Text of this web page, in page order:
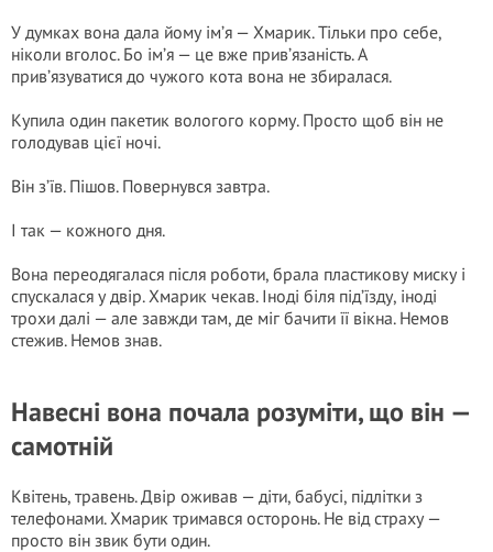
У думках вона дала йому ім’я — Хмарик. Тільки про себе,
ніколи вголос. Бо ім’я — це вже прив’язаність. А
прив’язуватися до чужого кота вона не збиралася.
Купила один пакетик вологого корму. Просто щоб він не
голодував цієї ночі.
Він з’їв. Пішов. Повернувся завтра.
І так — кожного дня.
Вона переодягалася після роботи, брала пластикову миску і
спускалася у двір. Хмарик чекав. Іноді біля під’їзду, іноді
трохи далі — але завжди там, де міг бачити її вікна. Немов
стежив. Немов знав.
Навесні вона почала розуміти, що він —
самотній
Квітень, травень. Двір оживав — діти, бабусі, підлітки з
телефонами. Хмарик тримався осторонь. Не від страху —
просто він звик бути один.